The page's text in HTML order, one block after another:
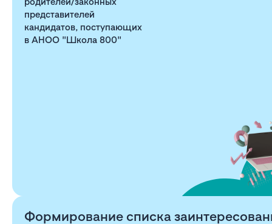
представителей
кандидатов, поступающих
в АНОО "Школа 800"
Формирование списка